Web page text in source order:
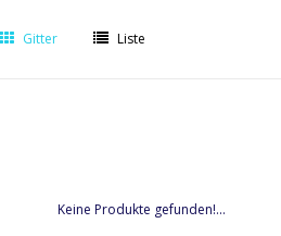
Gitter Liste
Keine Produkte gefunden!...